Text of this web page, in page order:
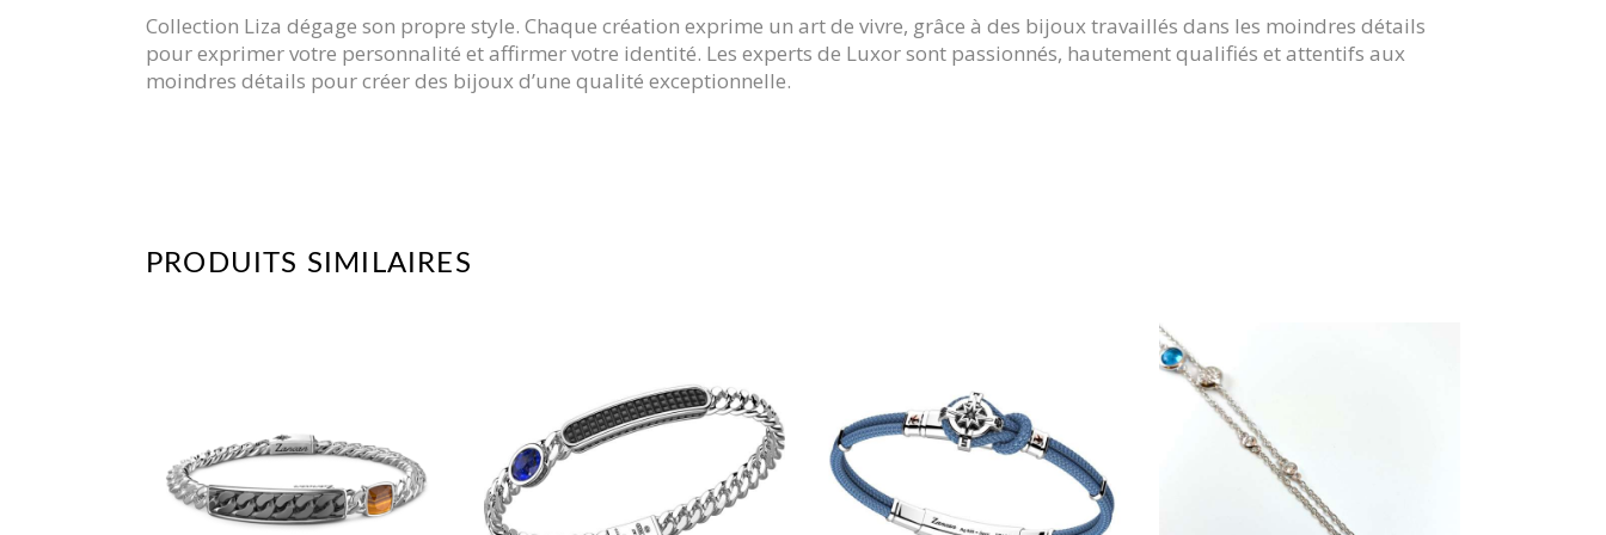
Collection Liza dégage son propre style. Chaque création exprime un art de vivre, grâce à des bijoux travaillés dans les moindres détails
pour exprimer votre personnalité et affirmer votre identité. Les experts de Luxor sont passionnés, hautement qualifiés et attentifs aux
moindres détails pour créer des bijoux d’une qualité exceptionnelle.
PRODUITS SIMILAIRES